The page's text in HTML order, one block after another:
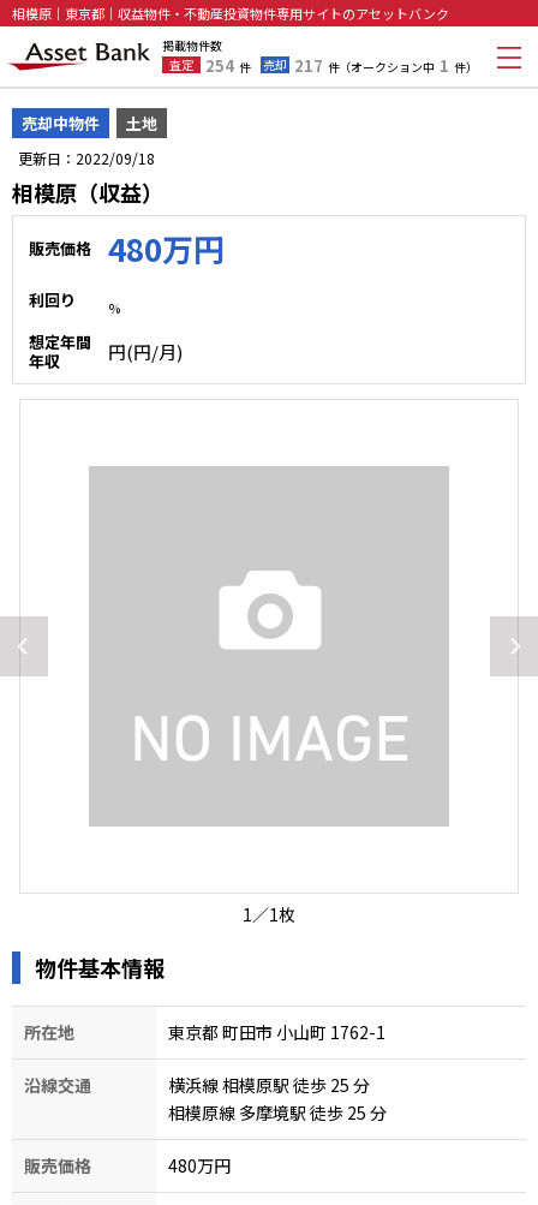
相模原｜東京都｜収益物件・不動産投資物件専用サイトのアセットバンク
掲載物件数
査定
254 件 売却 217 件（オークション中 1 件）
売却中物件 土地
更新日：2022/09/18
相模原（収益）
販売価格 480万円
利回り %
想定年間
年収
円(円/月)
1／1枚
物件基本情報
所在地 東京都 町田市 小山町 1762-1
沿線交通 横浜線 相模原駅 徒歩 25 分
相模原線 多摩境駅 徒歩 25 分
販売価格 480万円